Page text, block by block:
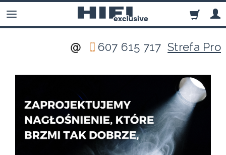
607 615 717Strefa Pro